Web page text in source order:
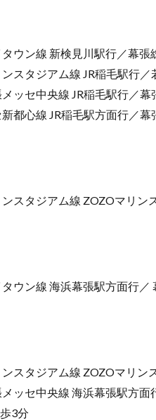
タウン線 新検見川駅行／幕
スタジアム線 JR稲毛駅行
メッセ中央線 JR稲毛駅行／
新都心線 JR稲毛駅方面行／
ンスタジアム線 ZOZOマリ
タウン線 海浜幕張駅方面行
ンスタジアム線 ZOZOマリ
メッセ中央線 海浜幕張駅方
3分